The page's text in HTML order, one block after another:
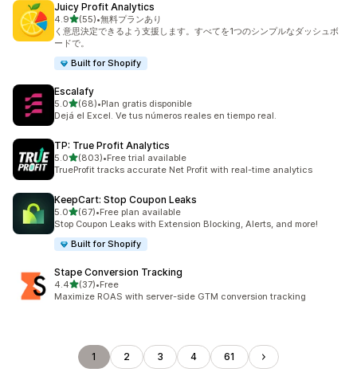
Juicy Profit Analytics
4.95つ星中
(55)
合計レビュー数：55件
•無料プランあり
く意思決定できるよう支援します。すべてを1つのシンプルなダッシュボ
ードで。
Built for Shopify
Escalafy
5.05つ星中
(68)
合計レビュー数：68件
•Plan gratis disponible
Dejá el Excel. Ve tus números reales en tiempo real.
TP: True Profit Analytics
5.05つ星中
(803)
合計レビュー数：803件
•Free trial available
TrueProfit tracks accurate Net Profit with real-time analytics
KeepCart: Stop Coupon Leaks
5.05つ星中
(67)
合計レビュー数：67件
•Free plan available
Stop Coupon Leaks with Extension Blocking, Alerts, and more!
Built for Shopify
Stape Conversion Tracking
4.45つ星中
(37)
合計レビュー数：37件
•Free
Maximize ROAS with server-side GTM conversion tracking
1 2 3 4 61